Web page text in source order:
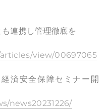
連携し管理徹底を
view/00697065
済安全保障セミナー開
news20231226/